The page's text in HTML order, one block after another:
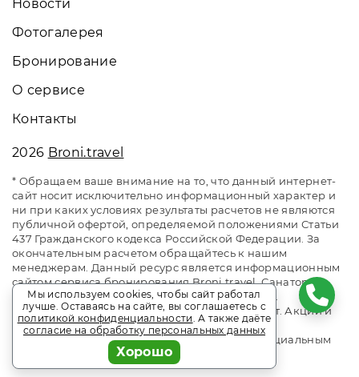
Новости
Фотогалерея
Бронирование
О сервисе
Контакты
2026 Broni.travel
* Обращаем ваше внимание на то, что данный интернет-
сайт носит исключительно информационный характер и
ни при каких условиях результаты расчетов не являются
публичной офертой, определяемой положениями Статьи
437 Гражданского кодекса Российской Федерации. За
окончательным расчетом обращайтесь к нашим
менеджерам. Данный ресурс является информационным
сайтом сервиса бронирования Broni.travel. Санаторий
«Летцы». Сайт онлайн бронирования номеров.
Актуальные цены, прайс-листы и наличие мест. Акции и
спецпредложения. Выгодное бронирование.
Индивидуальный менеджер. Не является официальным
сайтом объекта размещения.
Мы используем cookies, чтобы сайт работал
лучше. Оставаясь на сайте, вы соглашаетесь с
политикой конфиденциальности. А также даёте
согласие на обработку персональных данных
Хорошо